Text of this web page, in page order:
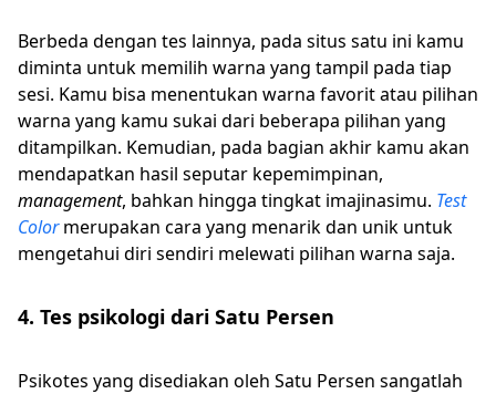
Berbeda dengan tes lainnya, pada situs satu ini kamu
diminta untuk memilih warna yang tampil pada tiap
sesi. Kamu bisa menentukan warna favorit atau pilihan
warna yang kamu sukai dari beberapa pilihan yang
ditampilkan. Kemudian, pada bagian akhir kamu akan
mendapatkan hasil seputar kepemimpinan,
management, bahkan hingga tingkat imajinasimu. Test
Colormerupakan cara yang menarik dan unik untuk
mengetahui diri sendiri melewati pilihan warna saja.
4. Tes psikologi dari Satu Persen
Psikotes yang disediakan oleh Satu Persen sangatlah